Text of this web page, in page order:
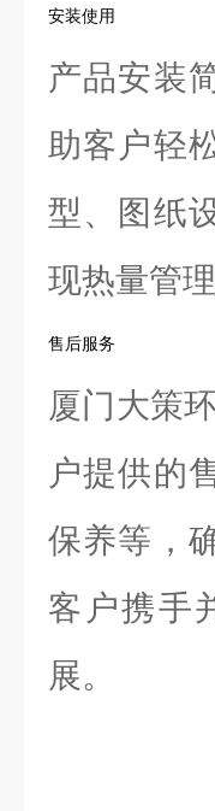
安装使用
产品安装
助客户轻
型、图纸
现热量管理
售后服务
厦门大策
户提供的
保养等，
客户携手
展。